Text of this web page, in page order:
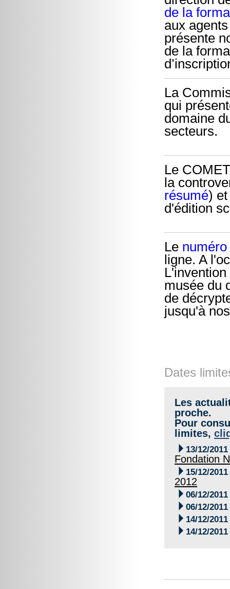
de la
aux
présente
de la
La
qui
domaine
secteurs.
Le
la
résumé)
d'édition
Le
ligne. A
musée du
de
jusqu'à
Dates
Les
proche.
Pour
limites,
 13/12/2011
Fondation
 15/12/2011
2012
 06/12/2011
 06/12/2011
 14/12/2011
 14/12/2011